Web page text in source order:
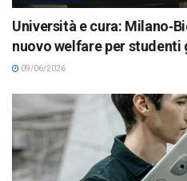
Università e cura:
nuovo welfare per
09/06/2026